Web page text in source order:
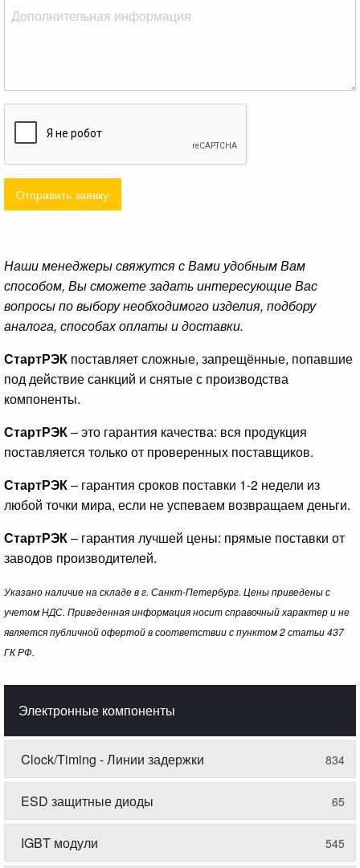
Отправить заявку
Наши менеджеры свяжутся с Вами удобным Вам
способом, Вы сможете задать интересующие Вас
вопросы по выбору необходимого изделия, подбору
аналога, способах оплаты и доставки.
СтартРЭК поставляет сложные, запрещённые, попавшие
под действие санкций и снятые с производства
компоненты.
СтартРЭК– это гарантия качества: вся продукция
поставляется только от проверенных поставщиков.
СтартРЭК– гарантия сроков поставки 1-2 недели из
любой точки мира, если не успеваем возвращаем деньги.
СтартРЭК– гарантия лучшей цены: прямые поставки от
заводов производителей.
Указано наличие на складе в г. Санкт-Петербург. Цены приведены с
учетом НДС. Приведенная информация носит справочный характер и не
является публичной офертой в соответствии с пунктом 2 статьи 437
ГК РФ.
Электронные компоненты
Clock/Timing - Линии задержки 834
ESD защитные диоды 65
IGBT модули 545